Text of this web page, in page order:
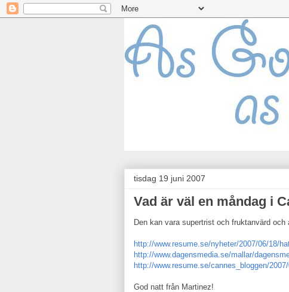
tisdag 19 juni 2007
Vad är väl en måndag i
Den kan vara supertrist och fruktanvärd
http://www.resume.se/nyheter/2007/06/18/
http://www.dagensmedia.se/mallar/
http://www.resume.se/cannes_bloggen/
God natt från Martinez!